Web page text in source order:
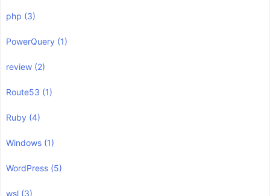
php (3)
PowerQuery (1)
review (2)
Route53 (1)
Ruby (4)
Windows (1)
WordPress (5)
wsl (3)